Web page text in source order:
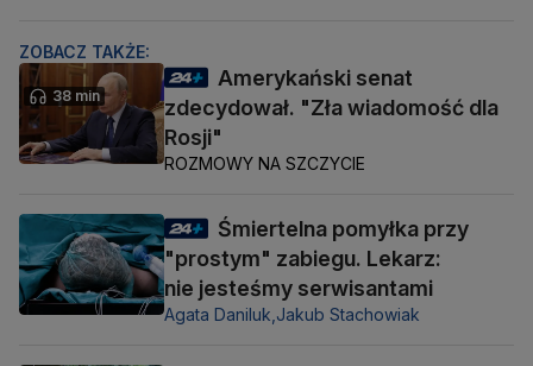
ZOBACZ TAKŻE:
38 min
Amerykański senat
zdecydował. "Zła wiadomość dla
Rosji"
ROZMOWY NA SZCZYCIE
Śmiertelna pomyłka przy
"prostym" zabiegu. Lekarz:
nie jesteśmy serwisantami
Agata Daniluk, Jakub Stachowiak